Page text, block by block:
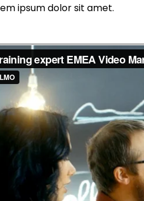
ipsum dolor sit amet.